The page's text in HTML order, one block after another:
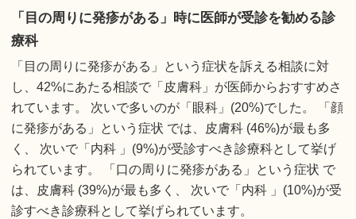
「目の周りに発疹がある」時に医師が受診を勧める診
療科
「目の周りに発疹がある」という症状を訴える相談に対
し、42%にあたる相談で「皮膚科」が医師からおすすめさ
れています。 次いで多いのが「眼科」(20%)でした。 「顔
に発疹がある」という症状 では、皮膚科 (46%)が最も多
く、 次いで「内科 」(9%)が受診すべき診療科として挙げ
られています。 「口の周りに発疹がある」という症状 で
は、皮膚科 (39%)が最も多く、 次いで「内科 」(10%)が受
診すべき診療科として挙げられています。